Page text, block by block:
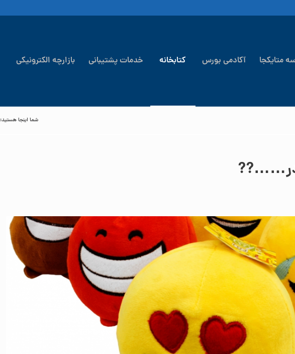
متایکجا آکادمی بورس کتابخانه خدمات پشتیبانی بازارچه الکترونیکی
شما اینجا هستید: